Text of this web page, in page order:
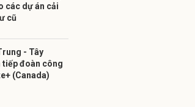
các dự án cải
cũ
- Tây
tiếp đoàn công
(Canada)